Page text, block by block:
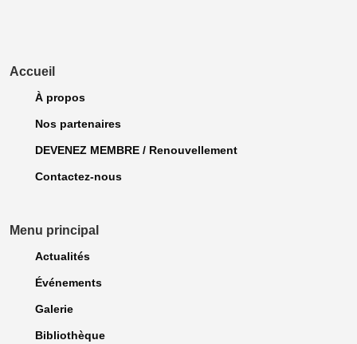
Accueil
À propos
Nos partenaires
DEVENEZ MEMBRE / Renouvellement
Contactez-nous
Menu principal
Actualités
Événements
Galerie
Bibliothèque